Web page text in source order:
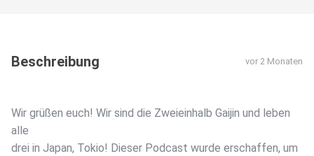
Beschreibung vor 2 Monaten
Wir grüßen euch! Wir sind die Zweieinhalb Gaijin und leben
alle
drei in Japan, Tokio! Dieser Podcast wurde erschaffen, um